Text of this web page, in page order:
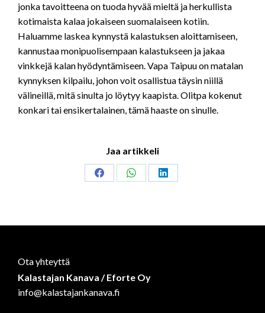
jonka tavoitteena on tuoda hyvää mieltä ja herkullista
kotimaista kalaa jokaiseen suomalaiseen kotiin.
Haluamme laskea kynnystä kalastuksen aloittamiseen,
kannustaa monipuolisempaan kalastukseen ja jakaa
vinkkejä kalan hyödyntämiseen. Vapa Taipuu on matalan
kynnyksen kilpailu, johon voit osallistua täysin niillä
välineillä, mitä sinulta jo löytyy kaapista. Olitpa kokenut
konkari tai ensikertalainen, tämä haaste on sinulle.
Jaa artikkeli
Share
Share
Share
Ota yhteyttä
Kalastajan Kanava / Eforte Oy
info@kalastajankanava.fi